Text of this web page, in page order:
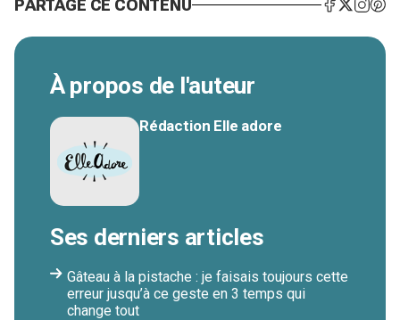
PARTAGE CE CONTENU
À propos de l'auteur
Rédaction Elle adore
Ses derniers articles
Gâteau à la pistache : je faisais toujours cette
erreur jusqu’à ce geste en 3 temps qui
change tout